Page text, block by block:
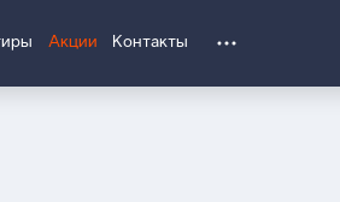
Акции Контакты